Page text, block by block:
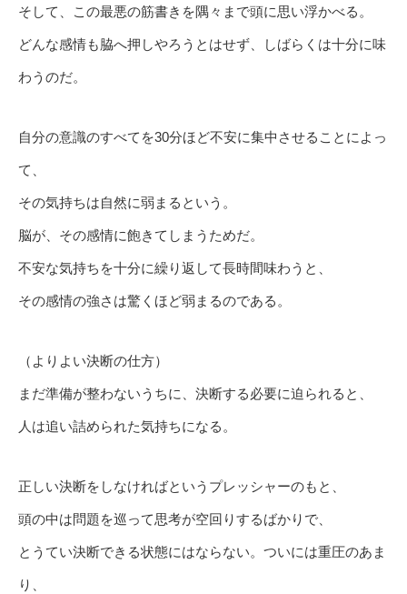
そして、この最悪の筋書きを隅々まで頭に思い浮かべる。
どんな感情も脇へ押しやろうとはせず、しばらくは十分に味
わうのだ。
自分の意識のすべてを30分ほど不安に集中させることによっ
て、
その気持ちは自然に弱まるという。
脳が、その感情に飽きてしまうためだ。
不安な気持ちを十分に繰り返して長時間味わうと、
その感情の強さは驚くほど弱まるのである。
（よりよい決断の仕方）
まだ準備が整わないうちに、決断する必要に迫られると、
人は追い詰められた気持ちになる。
正しい決断をしなければというプレッシャーのもと、
頭の中は問題を巡って思考が空回りするばかりで、
とうてい決断できる状態にはならない。ついには重圧のあま
り、